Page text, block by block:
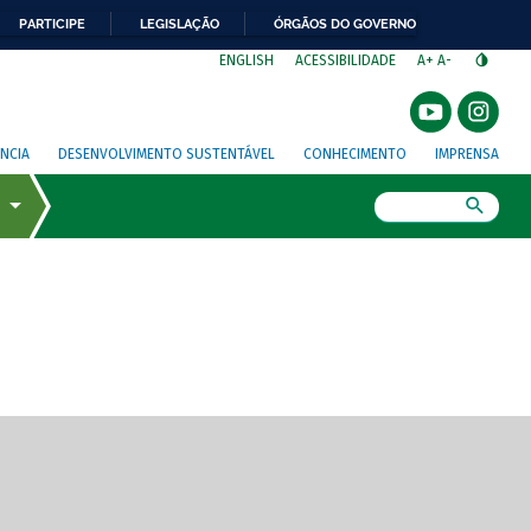
PARTICIPE LEGISLAÇÃO ÓRGÃOS DO GOVERNO
ENGLISH ACESSIBILIDADE A+ A-
DESENVOLVIMENTO SUSTENTÁVEL CONHECIMENTO IMPRENSA
de tela